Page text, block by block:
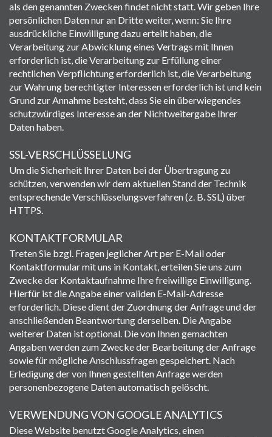
als den genannten Zwecken findet nicht statt. Wir geben Ihre
persönlichen Daten nur an Dritte weiter, wenn: Sie Ihre
ausdrückliche Einwilligung dazu erteilt haben, die
Verarbeitung zur Abwicklung eines Vertrags mit Ihnen
erforderlich ist, die Verarbeitung zur Erfüllung einer
rechtlichen Verpflichtung erforderlich ist, die Verarbeitung
zur Wahrung berechtigter Interessen erforderlich ist und kein
Grund zur Annahme besteht, dass Sie ein überwiegendes
schutzwürdiges Interesse an der Nichtweitergabe Ihrer
Daten haben.
SSL-VERSCHLÜSSELUNG
Um die Sicherheit Ihrer Daten bei der Übertragung zu
schützen, verwenden wir dem aktuellen Stand der Technik
entsprechende Verschlüsselungsverfahren (z. B. SSL) über
HTTPS.
KONTAKTFORMULAR
Treten Sie bzgl. Fragen jeglicher Art per E-Mail oder
Kontaktformular mit uns in Kontakt, erteilen Sie uns zum
Zwecke der Kontaktaufnahme Ihre freiwillige Einwilligung.
Hierfür ist die Angabe einer validen E-Mail-Adresse
erforderlich. Diese dient der Zuordnung der Anfrage und der
anschließenden Beantwortung derselben. Die Angabe
weiterer Daten ist optional. Die von Ihnen gemachten
Angaben werden zum Zwecke der Bearbeitung der Anfrage
sowie für mögliche Anschlussfragen gespeichert. Nach
Erledigung der von Ihnen gestellten Anfrage werden
personenbezogene Daten automatisch gelöscht.
VERWENDUNG VON GOOGLE ANALYTICS
Diese Website benutzt Google Analytics, einen